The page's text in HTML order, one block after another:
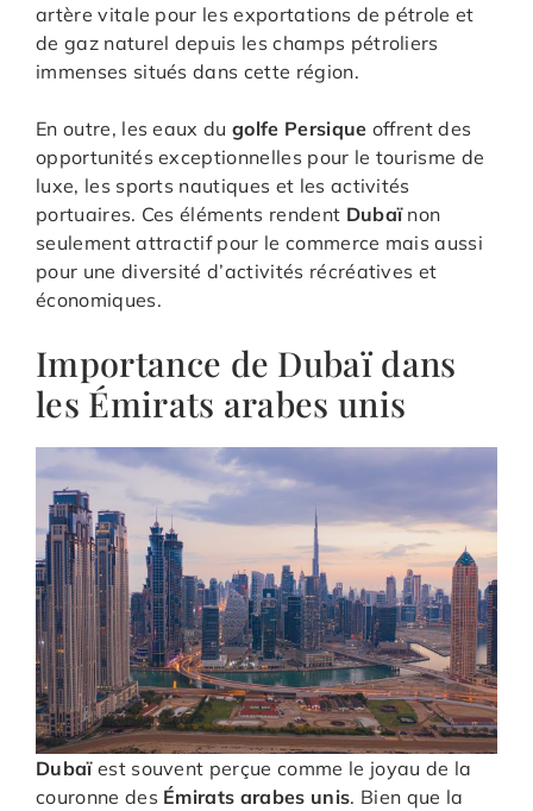
artère vitale pour les exportations de pétrole et
de gaz naturel depuis les champs pétroliers
immenses situés dans cette région.
En outre, les eaux dugolfe Persique offrent des
opportunités exceptionnelles pour le tourisme de
luxe, les sports nautiques et les activités
portuaires. Ces éléments rendent Dubaïnon
seulement attractif pour le commerce mais aussi
pour une diversité d’activités récréatives et
économiques.
Importance de Dubaï dans
les Émirats arabes unis
Dubaïest souvent perçue comme le joyau de la
couronne des Émirats arabes unis. Bien que la